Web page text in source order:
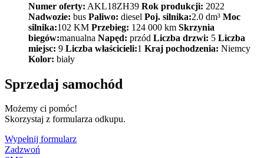
Numer oferty: AKL18ZH39 Rok produkcji: 2022
Nadwozie: bus Paliwo: diesel Poj. silnika:2.0 dm³ Moc
silnika:102 KM Przebieg: 124 000 km Skrzynia
biegów:manualna Napęd: przód Liczba drzwi: 5 Liczba
miejsc: 9 Liczba właścicieli:1 Kraj pochodzenia: Niemcy
Kolor: biały
Sprzedaj samochód
Możemy ci pomóc!
Skorzystaj z formularza odkupu.
Wypełnij formularz
Zadzwoń